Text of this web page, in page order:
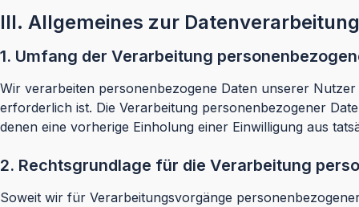
III. Allgemeines zur Datenverarbeitung
1. Umfang der Verarbeitung
Wir verarbeiten personenbezogene Daten unserer
erforderlich ist. Die Verarbeitung personenbezogener
denen eine vorherige Einholung einer Einwilligung aus
2. Rechtsgrundlage für die Verarbeitung
Soweit wir für Verarbeitungsvorgänge